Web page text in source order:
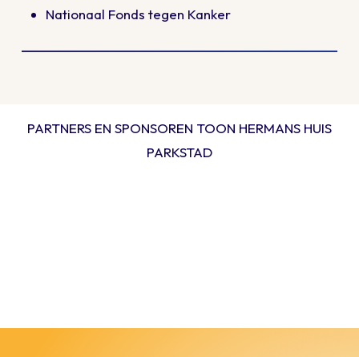
Nationaal Fonds tegen Kanker
PARTNERS EN SPONSOREN TOON HERMANS HUIS
PARKSTAD